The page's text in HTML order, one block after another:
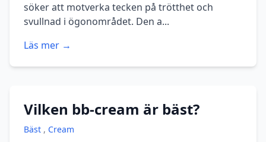
söker att motverka tecken på trötthet och
svullnad i ögonområdet. Den a...
Läs mer →
Vilken bb-cream är bäst?
Bäst , Cream